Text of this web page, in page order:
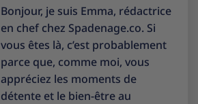
Bonjour, je suis Emma, rédactrice
en chef chez Spadenage.co. Si
vous êtes là, c’est probablement
parce que, comme moi, vous
appréciez les moments de
détente et le bien-être au